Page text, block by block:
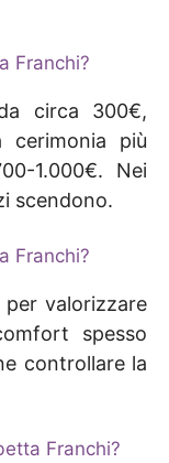
Franchi?
circa 300€,
più
1.000€. Nei
scendono.
Franchi?
per valorizzare
spesso
controllare la
Franchi?